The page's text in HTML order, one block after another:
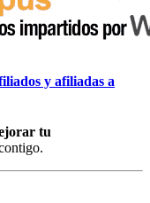
y afiliadas a
tu